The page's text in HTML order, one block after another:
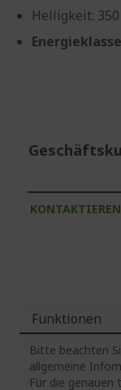
Helligkeit:
Funktionen
Bitte beachten
allgemeine
Für die genauen